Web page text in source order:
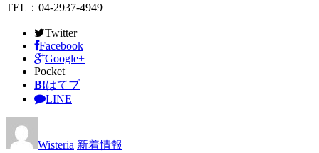
TEL：04-2937-4949
Twitter
Facebook
Google+
Pocket
B!はてブ
LINE
Wisteria 新着情報